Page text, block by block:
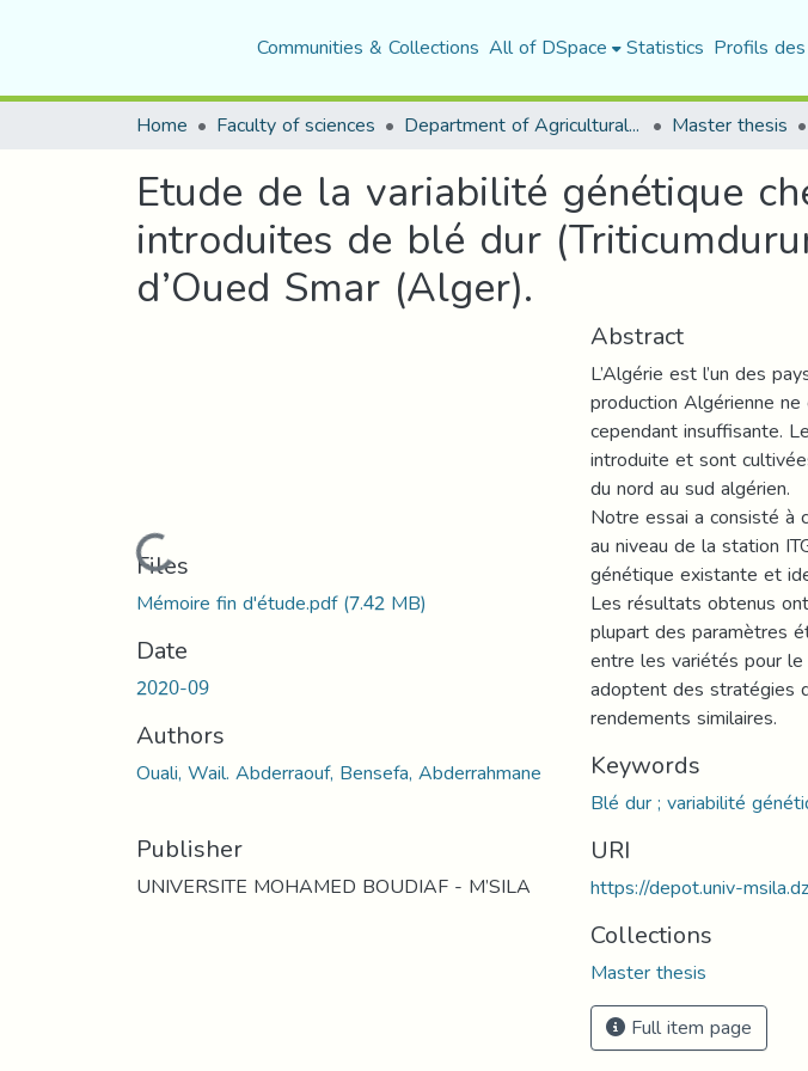
Communities & Collections All of DSpace Statistics Profils
Home Faculty of sciences Department of Agricultural Sciences Master thesis
Etude de la variabilité génétique
introduites de blé dur
d’Oued Smar (Alger).
Loading...
Files
Mémoire fin d'étude.pdf(7.42 MB)
Date
2020-09
Authors
Ouali, Wail. Abderraouf, Bensefa, Abderrahmane
Publisher
UNIVERSITE MOHAMED BOUDIAF - M’SILA
Abstract
L’Algérie est l’un des
production Algérienne ne
cependant insuffisante.
introduite et sont
du nord au sud algérien.
Notre essai a consisté à
au niveau de la station
génétique existante et
Les résultats obtenus
plupart des paramètres
entre les variétés pour
adoptent des stratégies
rendements similaires.
Keywords
Blé dur ; variabilité
URI
https://depot.univ-
Collections
Master thesis
Full item page